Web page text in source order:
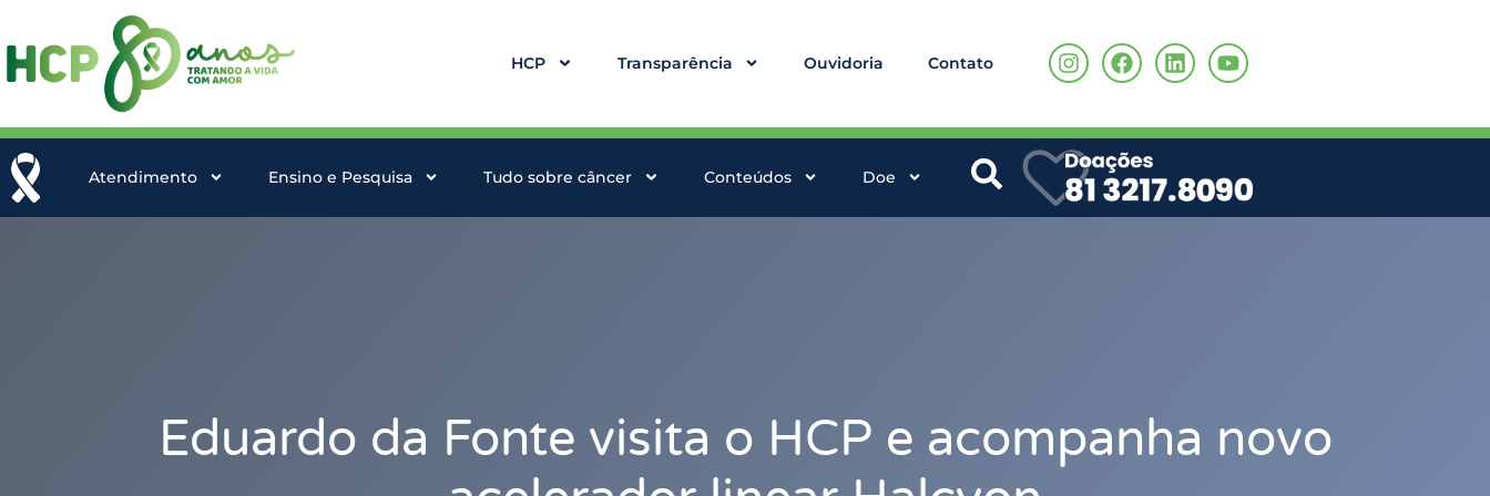
HCP Transparência Ouvidoria Contato
Atendimento Ensino e Pesquisa Tudo sobre câncer Conteúdos Doe
Eduardo da Fonte visita o HCP e acompanha novo